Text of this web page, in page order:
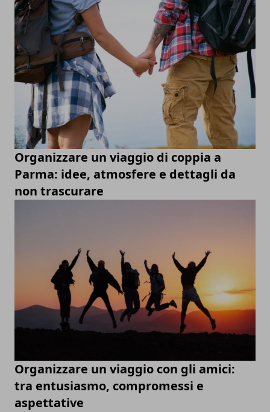
Organizzare un viaggio di coppia a
Parma: idee, atmosfere e dettagli da
non trascurare
Organizzare un viaggio con gli amici:
tra entusiasmo, compromessi e
aspettative